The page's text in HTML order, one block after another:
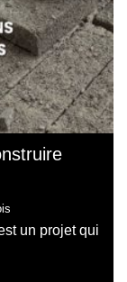
un projet qui